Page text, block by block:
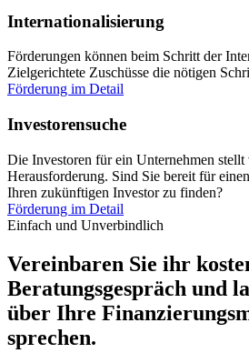
Internationalisierung
Förderungen können beim Schritt der
Zielgerichtete Zuschüsse die nötigen
Förderung im Detail
Investorensuche
Die Investoren für ein Unternehmen
Herausforderung. Sind Sie bereit für
Ihren zukünftigen Investor zu finden?
Förderung im Detail
Einfach und Unverbindlich
Vereinbaren Sie ihr
Beratungsgespräch und
über Ihre
sprechen.